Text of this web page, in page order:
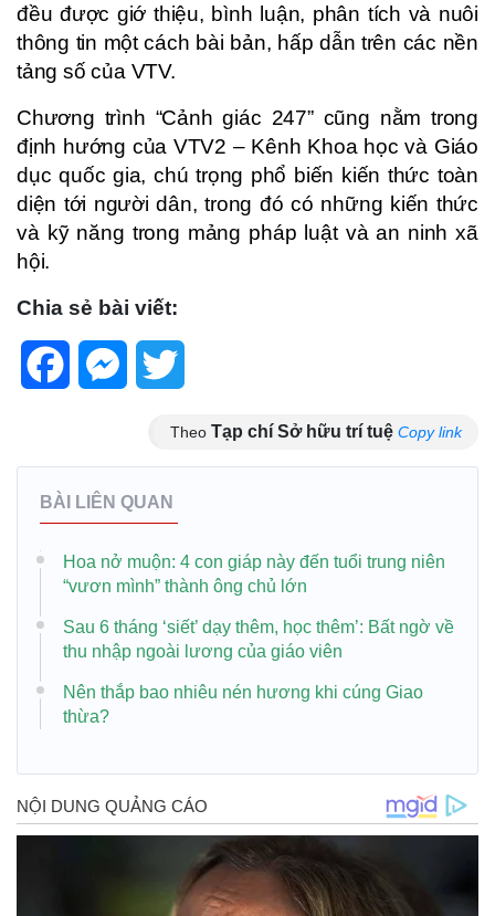
đều được giớ thiệu, bình luận, phân tích và nuôi
thông tin một cách bài bản, hấp dẫn trên các nền
tảng số của VTV.
Chương trình “Cảnh giác 247” cũng nằm trong
định hướng của VTV2 – Kênh Khoa học và Giáo
dục quốc gia, chú trọng phổ biến kiến thức toàn
diện tới người dân, trong đó có những kiến thức
và kỹ năng trong mảng pháp luật và an ninh xã
hội.
Chia sẻ bài viết:
FacebookMessenger
Theo Tạp chí Sở hữu trí tuệ Copy link
BÀI LIÊN QUAN
Hoa nở muộn: 4 con giáp này đến tuổi trung niên
“vươn mình” thành ông chủ lớn
Sau 6 tháng ‘siết’ dạy thêm, học thêm’: Bất ngờ về
thu nhập ngoài lương của giáo viên
Nên thắp bao nhiêu nén hương khi cúng Giao
thừa?